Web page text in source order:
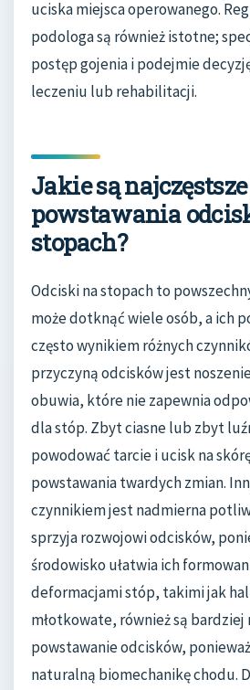
uciska miejsca operowanego.
podologa są również istotne;
postęp gojenia i podejmie
leczeniu lub rehabilitacji.
Jakie są
powstawania
stopach?
Odciski na stopach to
może dotknąć wiele osób, a ich
często wynikiem różnych
przyczyną odcisków jest
obuwia, które nie zapewnia
dla stóp. Zbyt ciasne lub zbyt
powodować tarcie i ucisk na
powstawania twardych zmian.
czynnikiem jest nadmierna
sprzyja rozwojowi odcisków,
środowisko ułatwia ich
deformacjami stóp, takimi jak
młotkowate, również są bardziej
powstawanie odcisków,
naturalną biomechanikę chodu.